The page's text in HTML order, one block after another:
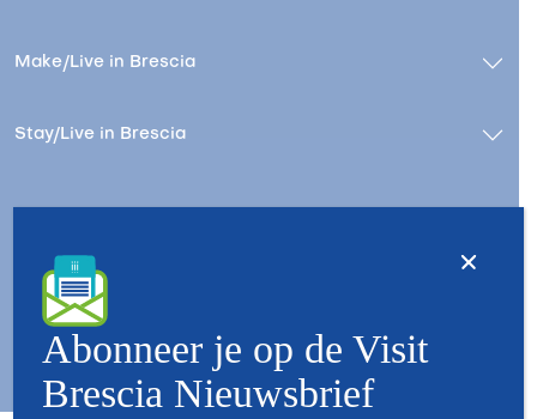
Make/Live in Brescia
Stay/Live in Brescia
Copyright © 2026 - All Rights Reserved - Visit Brescia
Abonneer je op de Visit
Brescia Nieuwsbrief